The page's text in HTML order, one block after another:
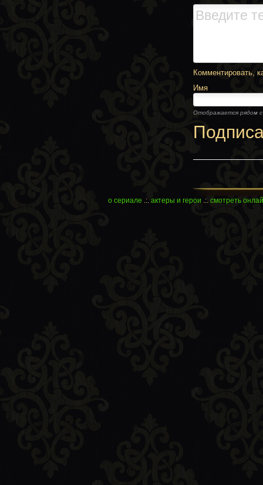
Комментировать,
Имя
Отображается рядом
о сериале .:. актеры и герои .:. смотреть